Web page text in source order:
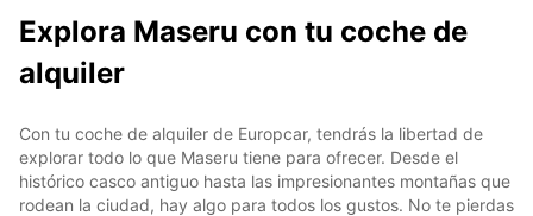
Explora Maseru con tu coche de
alquiler
Con tu coche de alquiler de Europcar, tendrás la libertad de
explorar todo lo que Maseru tiene para ofrecer. Desde el
histórico casco antiguo hasta las impresionantes montañas que
rodean la ciudad, hay algo para todos los gustos. No te pierdas